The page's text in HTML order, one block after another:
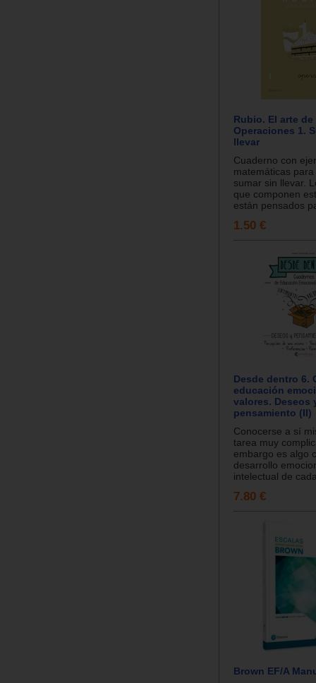
Rubio. El arte de
Operaciones 1.
llevar
Cuaderno con
matemáticas
sumar sin llevar.
que componen
están pensados
1.50 €
Desde dentro 6.
educación
valores. Deseos
pensamiento (II)
Conocerse a sí
tarea muy
embargo es algo
desarrollo
intelectual de
7.80 €
Brown EF/A